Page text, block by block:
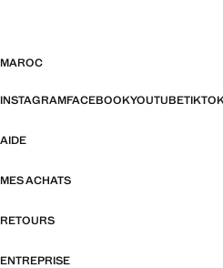
MAROC
INSTAGRAMFACEBOOKYOUTUBE
AIDE
MES ACHATS
RETOURS
ENTREPRISE